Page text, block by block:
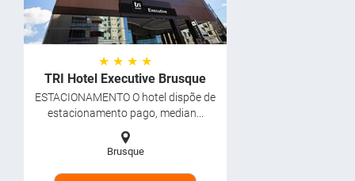
★ ★ ★ ★
TRI Hotel Executive Brusque
ESTACIONAMENTO O hotel dispõe de
estacionamento pago, median...
Brusque